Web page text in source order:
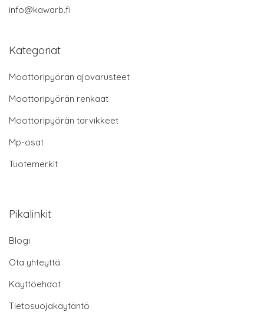
info@kawarb.fi
Kategoriat
Moottoripyörän ajovarusteet
Moottoripyörän renkaat
Moottoripyörän tarvikkeet
Mp-osat
Tuotemerkit
Pikalinkit
Blogi
Ota yhteyttä
Käyttöehdot
Tietosuojakäytäntö